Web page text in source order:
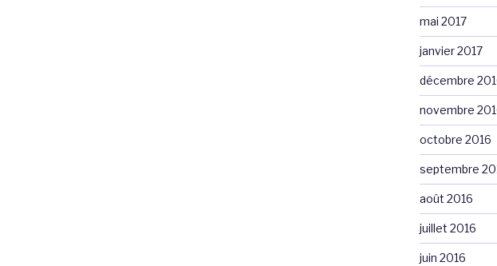
mai 2017
janvier 2017
décembre
novembre
octobre 2016
septembre
août 2016
juillet 2016
juin 2016